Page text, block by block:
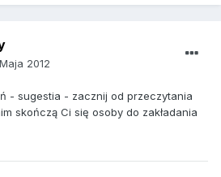
2012
- sugestia - zacznij od przeczytania
skończą Ci się osoby do zakładania